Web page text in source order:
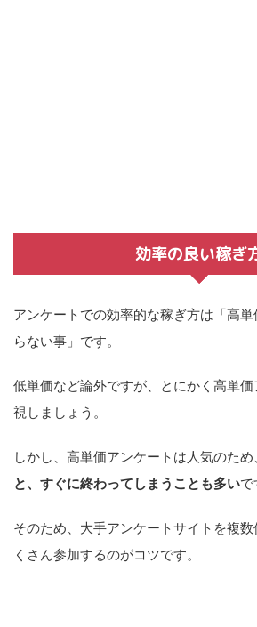
効率の良い稼ぎ
アンケートでの効率的な稼ぎ方は 「高
らない事」 です。
低単価など論外ですが、とにかく高単
視しましょう。
しかし、高単価アンケートは人気のため
と、すぐに終わってしまうことも多いで
そのため、大手アンケートサイトを複
くさん参加するのがコツです。